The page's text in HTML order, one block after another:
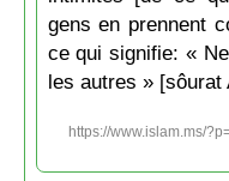
gens en prennent
ce qui signifie: «
les autres » [sôurat
https://www.islam.ms/